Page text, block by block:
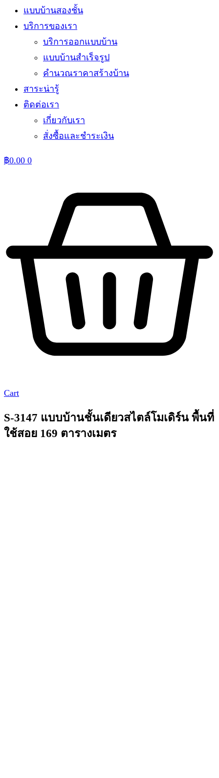
แบบบ้านสองชั้น
บริการของเรา
บริการออกแบบบ้าน
แบบบ้านสำเร็จรูป
คำนวณราคาสร้างบ้าน
สาระน่ารู้
ติดต่อเรา
เกี่ยวกับเรา
สั่งซื้อและชำระเงิน
฿0.00 0
Cart
S-3147 แบบบ้านชั้นเดียวสไตล์โมเดิร์น พื้นที่
ใช้สอย 169 ตารางเมตร